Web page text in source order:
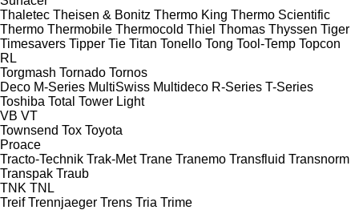
Thaletec Theisen & Bonitz Thermo King Thermo Scientific
Thermo Thermobile Thermocold Thiel Thomas Thyssen Tiger
Timesavers Tipper Tie Titan Tonello Tong Tool-Temp Topcon
RL
Torgmash Tornado Tornos
Deco M-Series MultiSwiss Multideco R-Series T-Series
Toshiba Total Tower Light
VB VT
Townsend Tox Toyota
Proace
Tracto-Technik Trak-Met Trane Tranemo Transfluid Transnorm
Transpak Traub
TNK TNL
Treif Trennjaeger Trens Tria Trime